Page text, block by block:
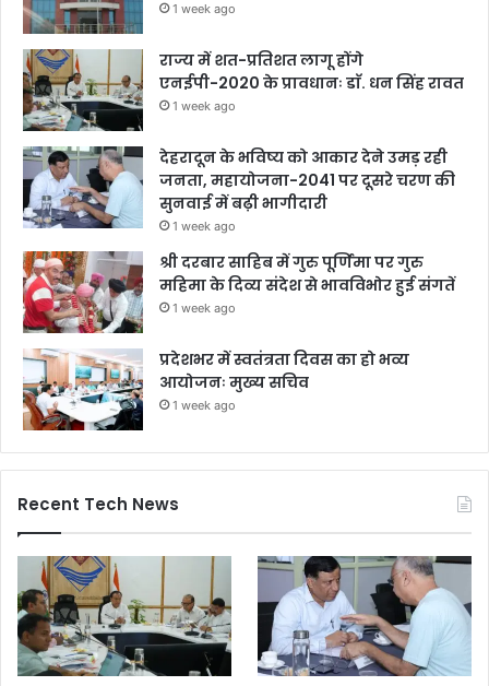
1 week ago
राज्य में शत-प्रतिशत लागू होंगे
एनईपी-2020 के प्रावधानः डाॅ. धन सिंह रावत
1 week ago
देहरादून के भविष्य को आकार देने उमड़ रही
जनता, महायोजना-2041 पर दूसरे चरण की
सुनवाई में बढ़ी भागीदारी
1 week ago
श्री दरबार साहिब में गुरु पूर्णिमा पर गुरु
महिमा के दिव्य संदेश से भावविभोर हुई संगतें
1 week ago
प्रदेशभर में स्वतंत्रता दिवस का हो भव्य
आयोजनः मुख्य सचिव
1 week ago
Recent Tech News